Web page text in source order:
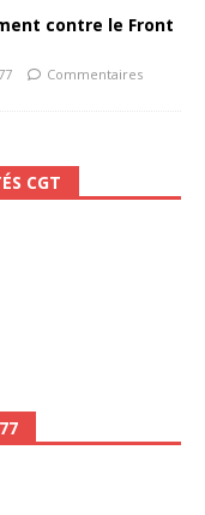
contre le Front
Commentaires
CGT